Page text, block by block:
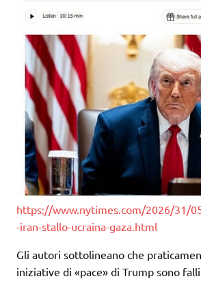
https://www.nytimes.com/2026/31/
-iran-stallo-ucraina-gaza.html
Gli autori sottolineano che
iniziative di «pace» di Trump sono